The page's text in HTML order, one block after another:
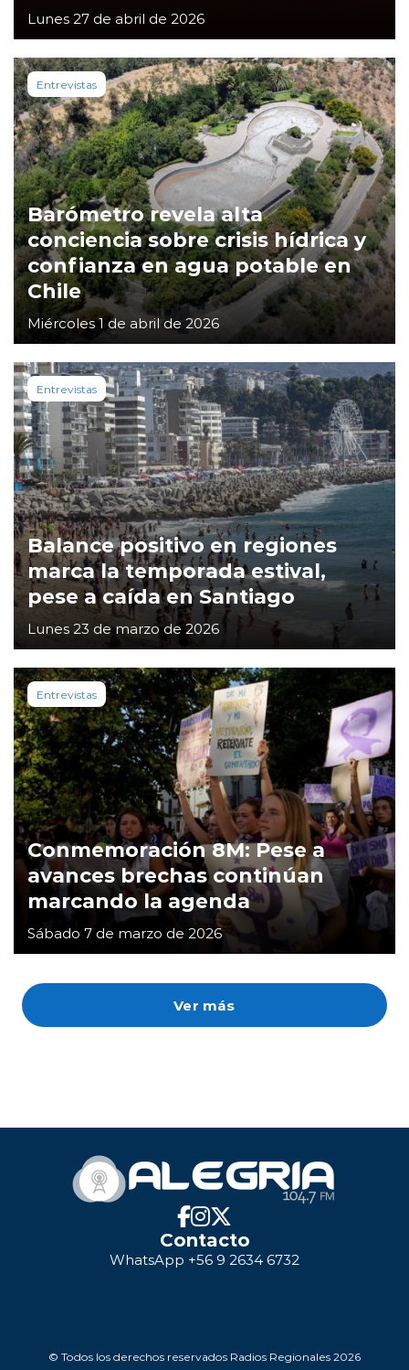
Ver más
Lunes 27 de abril de 2026
Entrevistas
Barómetro revela alta
conciencia sobre crisis hídrica y
confianza en agua potable en
Chile
Miércoles 1 de abril de 2026
Entrevistas
Balance positivo en regiones
marca la temporada estival,
pese a caída en Santiago
Lunes 23 de marzo de 2026
Entrevistas
Conmemoración 8M: Pese a
avances brechas continúan
marcando la agenda
Sábado 7 de marzo de 2026
Contacto
WhatsApp +56 9 2634 6732
© Todos los derechos reservados Radios Regionales 2026